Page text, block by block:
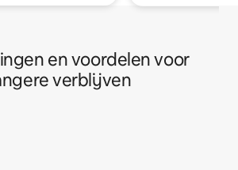
en voordelen voor
verblijven